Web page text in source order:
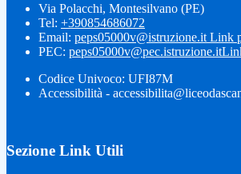
Via Polacchi, Montesilvano (PE)
Tel: +390854686072
Email: peps05000v@istruzione.it Link
PEC: peps05000v@pec.istruzione.it
Codice Univoco: UFI87M
Accessibilità -
Sezione Link Utili